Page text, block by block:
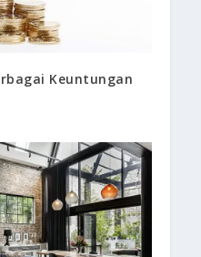
Keuntungan